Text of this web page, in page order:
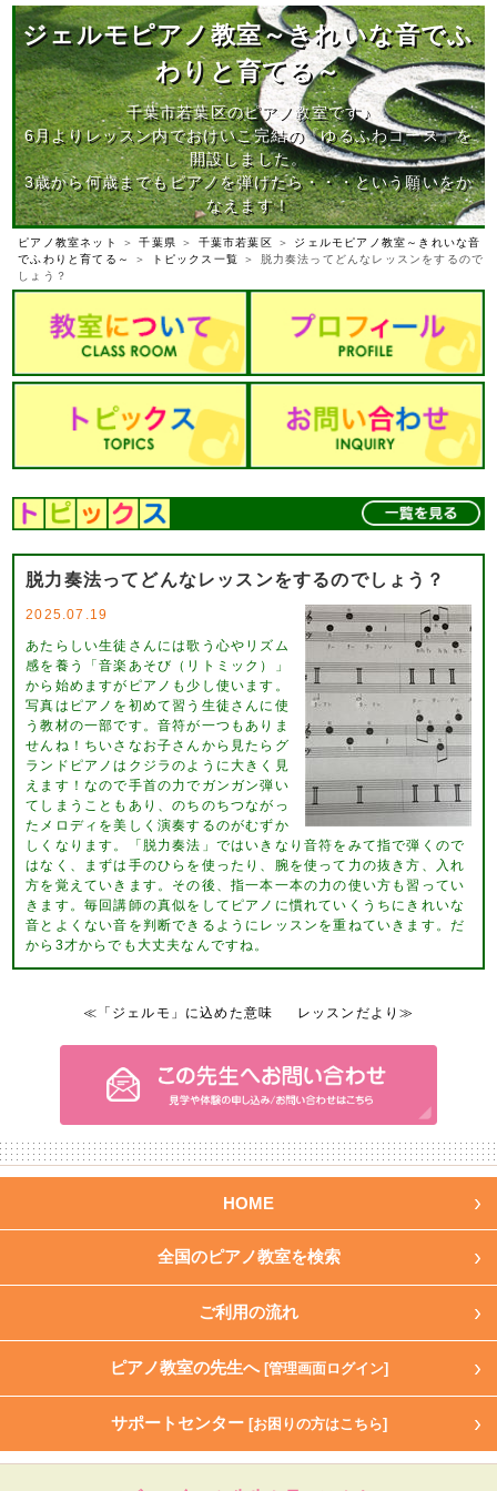
ジェルモピアノ教室～きれいな音でふ
わりと育てる～
千葉市若葉区のピアノ教室です♪
6月よりレッスン内でおけいこ完結の『ゆるふわコース』を
開設しました。
3歳から何歳までもピアノを弾けたら・・・という願いをか
なえます！
ピアノ教室ネット ＞千葉県 ＞ 千葉市若葉区 ＞ ジェルモピアノ教室～きれいな音
でふわりと育てる～
＞ トピックス一覧 ＞ 脱力奏法ってどんなレッスンをするので
しょう？
脱力奏法ってどんなレッスンをするのでしょう？
2025.07.19
あたらしい生徒さんには歌う心やリズム
感を養う「音楽あそび（リトミック）」
から始めますがピアノも少し使います。
写真はピアノを初めて習う生徒さんに使
う教材の一部です。音符が一つもありま
せんね！ちいさなお子さんから見たらグ
ランドピアノはクジラのように大きく見
えます！なので手首の力でガンガン弾い
てしまうこともあり、のちのちつながっ
たメロディを美しく演奏するのがむずか
しくなります。「脱力奏法」ではいきなり音符をみて指で弾くので
はなく、まずは手のひらを使ったり、腕を使って力の抜き方、入れ
方を覚えていきます。その後、指一本一本の力の使い方も習ってい
きます。毎回講師の真似をしてピアノに慣れていくうちにきれいな
音とよくない音を判断できるようにレッスンを重ねていきます。だ
から3才からでも大丈夫なんですね。
≪「ジェルモ」に込めた意味 レッスンだより≫
HOME
全国のピアノ教室を検索
ご利用の流れ
ピアノ教室の先生へ [管理画面ログイン]
サポートセンター [お困りの方はこちら]